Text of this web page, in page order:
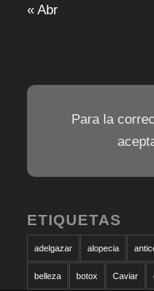
« Abr
Para la
ETIQUETAS
adelgazar alopecia
belleza botox Caviar